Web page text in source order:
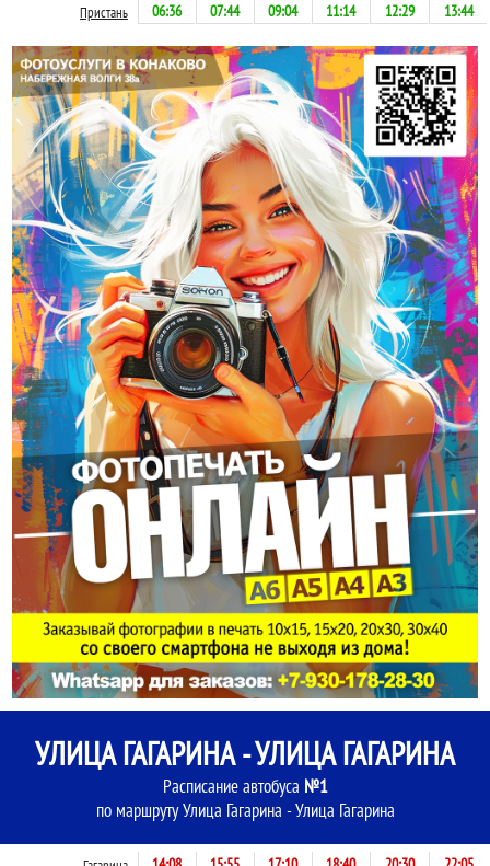
Пристань 06:36 07:44 09:04 11:14 12:29 13:44
УЛИЦА ГАГАРИНА - УЛИЦА ГАГАРИНА
Расписание автобуса №1
по маршруту Улица Гагарина - Улица Гагарина